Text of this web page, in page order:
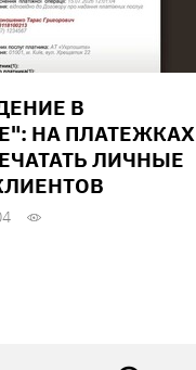
В
НА ПЛАТЕЖКАХ
ЛИЧНЫЕ